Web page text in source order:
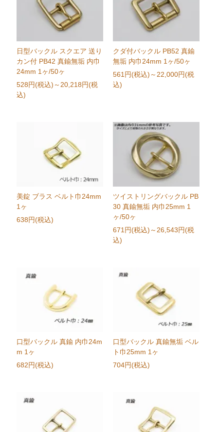
日型バックル スクエア 送り
カン付 PB42 真鍮無垢 内巾
24mm 1ヶ/50ヶ
528円(税込) ～20,218円(税
込)
クダ付バックル PB52 真鍮
無垢 内巾24mm 1ヶ/50ヶ
561円(税込) ～22,000円(税
込)
美錠 ブラス ベルト巾24mm
1ヶ
638円(税込)
ツイストリングバックル PB
30 真鍮無垢 内巾25mm 1
ヶ/50ヶ
671円(税込) ～26,543円(税
込)
口型バックル 真鍮 内巾24m
m 1ヶ
682円(税込)
口型バックル 真鍮無垢 ベル
ト巾25mm 1ヶ
704円(税込)